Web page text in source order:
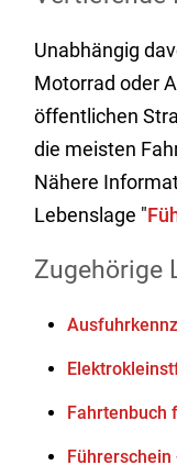
Unabhängig
Motorrad oder
öffentlichen
die meisten
Nähere
Lebenslage "
Zugehörige
Fahrtenbuch
Führerschein